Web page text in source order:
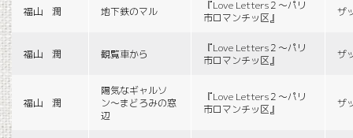
福山 潤 地下鉄のマル
『Love Letters２〜パリ
市ロマンチッ区』
ザ
福山 潤 観覧車から
『Love Letters２〜パリ
市ロマンチッ区』
ザ
福山 潤
陽気なギャルソ
ン〜まどろみの窓
辺
『Love Letters２〜パリ
市ロマンチッ区』
ザ